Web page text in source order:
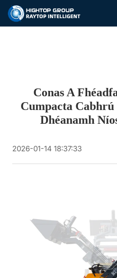
Conas A
Cumpacta
Dhéanamh
2026-01-14 18:37:33